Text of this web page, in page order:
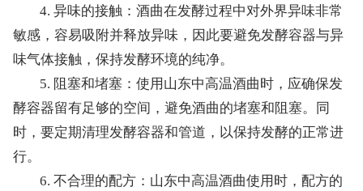
4. 异味的接触：酒曲在发酵过程中对外界异味非常
敏感，容易吸附并释放异味，因此要避免发酵容器与异
味气体接触，保持发酵环境的纯净。
5. 阻塞和堵塞：使用山东中高温酒曲时，应确保发
酵容器留有足够的空间，避免酒曲的堵塞和阻塞。同
时，要定期清理发酵容器和管道，以保持发酵的正常进
行。
6. 不合理的配方：山东中高温酒曲使用时，配方的